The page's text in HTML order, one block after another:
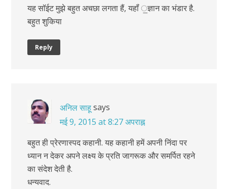
यह सॉईट मुझे बहुत अचछा लगता हैं, यहॉं ॒ज्ञान का भंडार है.
बहुत शुकिया
Reply
अनिल साहूsays
मई 9, 2015 at 8:27 अपराह्न
बहुत ही प्रेरणास्पद कहानी. यह कहानी हमें अपनी निंदा पर
ध्यान न देकर अपने लक्ष्य के प्रति जागरूक और समर्पित रहने
का संदेश देती है.
धन्यवाद.